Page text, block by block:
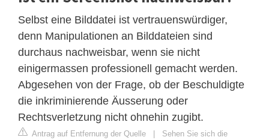
Selbst eine Bilddatei ist vertrauenswürdiger,
denn Manipulationen an Bilddateien sind
durchaus nachweisbar, wenn sie nicht
einigermassen professionell gemacht werden.
Abgesehen von der Frage, ob der Beschuldigte
die inkriminierende Äusserung oder
Rechtsverletzung nicht ohnehin zugibt.
Antrag auf Entfernung der Quelle | Sehen Sie sich die